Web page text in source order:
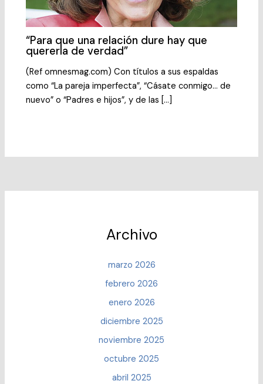
“Para que una relación dure hay que
quererla de verdad”
(Ref omnesmag.com) Con títulos a sus espaldas
como “La pareja imperfecta”, “Cásate conmigo… de
nuevo” o “Padres e hijos”, y de las […]
Archivo
marzo 2026
febrero 2026
enero 2026
diciembre 2025
noviembre 2025
octubre 2025
abril 2025